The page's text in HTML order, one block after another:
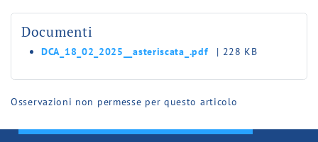
Documenti
DCA_18_02_2025__asteriscata_.pdf | 228 KB
Osservazioni non permesse per questo articolo